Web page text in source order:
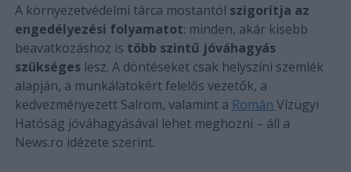
A környezetvédelmi tárca mostantól szigorítja az
engedélyezési folyamatot: minden, akár kisebb
beavatkozáshoz is több szintű jóváhagyás
szükségeslesz. A döntéseket csak helyszíni szemlék
alapján, a munkálatokért felelős vezetők, a
kedvezményezett Salrom, valamint a Román Vízügyi
Hatóság jóváhagyásával lehet meghozni – áll a
News.ro idézete szerint.